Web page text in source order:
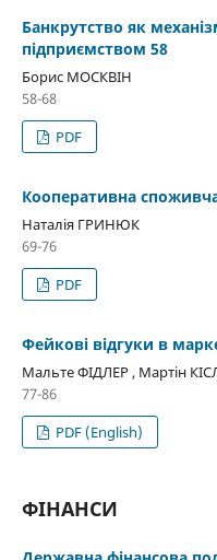
Банкрутство як
підприємством 58
Борис МОСКВІН
58-68
PDF
Кооперативна
Наталія ГРИНЮК
69-76
PDF
Фейкові відгуки в
Мальте ФІДЛЕР , Мартін
77-86
PDF (English)
ФІНАНСИ